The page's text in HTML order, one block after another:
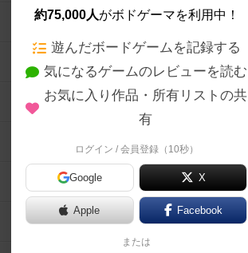
約75,000人がボドゲーマを利用中！
遊んだボードゲームを記録する
気になるゲームのレビューを読む
お気に入り作品・所有リストの共
有
ログイン / 会員登録（10秒）
Google X
Apple Facebook
または
ボードゲームの新着レビュー
ボードゲーム会情報
メカニクス特集
掲示板・トピックス
ボドとも・会員一覧
ボードゲーム業界コラム